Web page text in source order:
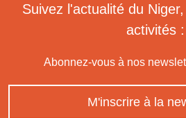
Suivez l'actualité du
activités :
Abonnez-vous à nos
M'inscrire à la